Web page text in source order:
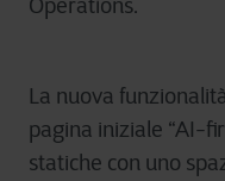
Operations.
La nuova
pagina iniziale “AI-
statiche con uno